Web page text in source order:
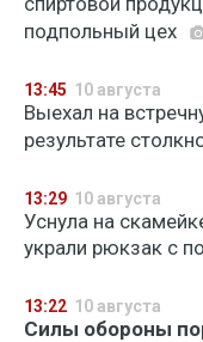
подпольный цех
13:45 10 августа
Выехал на
результате
13:29 10 августа
Уснула на
украли рюкзак с
13:22 10 августа
Силы обороны